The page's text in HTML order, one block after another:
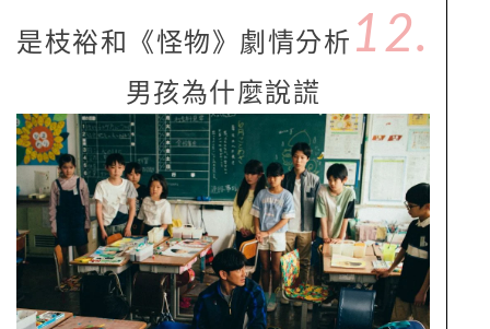
是枝裕和《怪物》劇情分析 12.
男孩為什麼說謊